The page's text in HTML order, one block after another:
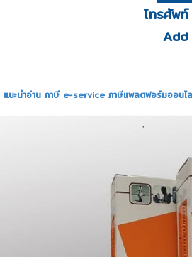
โทรศัพ
Add
แนะนำอ่าน ภาษี e-service ภาษีแพลตฟอร์มออนไ